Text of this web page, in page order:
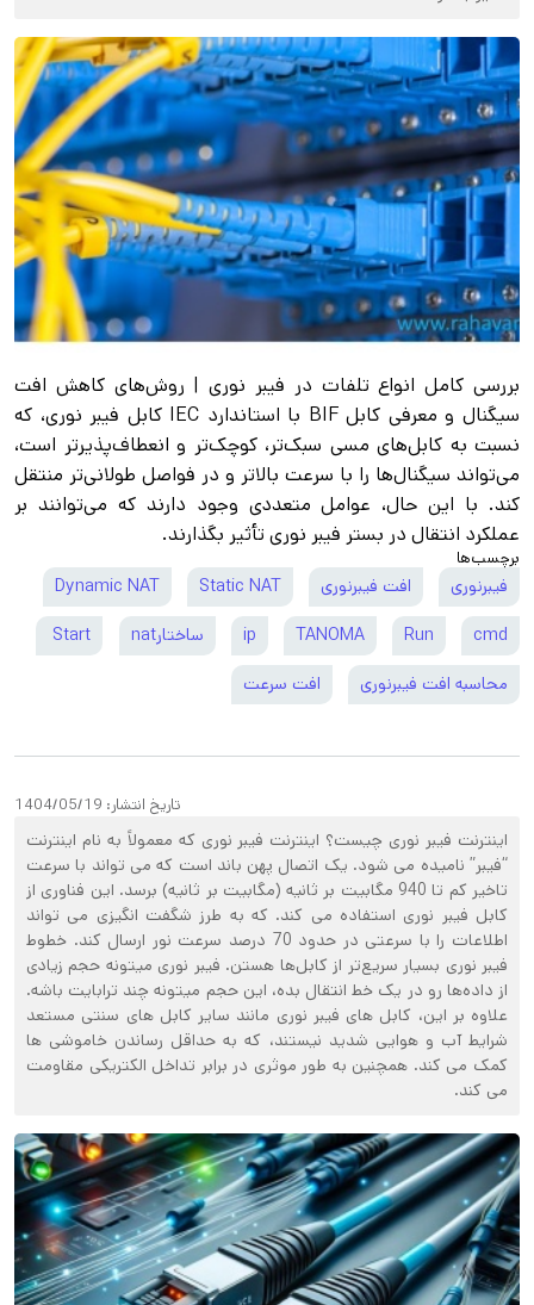
بررسی کامل انواع تلفات در فیبر نوری | روش‌های کاهش افت
سیگنال و معرفی کابل BIF با استاندارد IEC کابل فیبر نوری، که
نسبت به کابل‌های مسی سبک‌تر، کوچک‌تر و انعطاف‌پذیرتر است،
می‌تواند سیگنال‌ها را با سرعت بالاتر و در فواصل طولانی‌تر منتقل
کند. با این حال، عوامل متعددی وجود دارند که می‌توانند بر
عملکرد انتقال در بستر فیبر نوری تأثیر بگذارند.
برچسب‌ها
فیبرنوری افت فیبرنوری Static NAT
Dynamic NAT
cmd
Run
TANOMA
ip ساختارnat Start
محاسبه افت فیبرنوری افت سرعت
تاریخ انتشار: 1404/05/19
اینترنت فیبر نوری چیست؟ اینترنت فیبر نوری که معمولاً به نام اینترنت
“فیبر” نامیده می شود. یک اتصال پهن باند است که می تواند با سرعت
تاخیر کم تا 940 مگابیت بر ثانیه (مگابیت بر ثانیه) برسد. این فناوری از
کابل فیبر نوری استفاده می کند. که به طرز شگفت انگیزی می تواند
اطلاعات را با سرعتی در حدود 70 درصد سرعت نور ارسال کند. خطوط
فیبر نوری بسیار سریع‌تر از کابل‌ها هستن. فیبر نوری میتونه حجم زیادی
از داده‌ها رو در یک خط انتقال بده، این حجم میتونه چند ترابایت باشه.
علاوه بر این، کابل های فیبر نوری مانند سایر کابل های سنتی مستعد
شرایط آب و هوایی شدید نیستند، که به حداقل رساندن خاموشی ها
کمک می کند. همچنین به طور موثری در برابر تداخل الکتریکی مقاومت
می کند.